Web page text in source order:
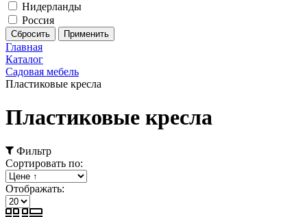
Нидерланды
Россия
Главная
Каталог
Садовая мебель
Пластиковые кресла
Пластиковые кресла
Фильтр
Сортировать по:
Отображать: